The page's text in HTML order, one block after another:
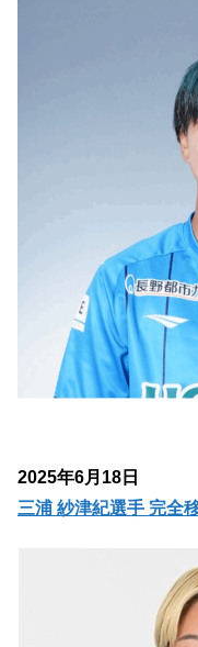
2025年6月18日
三浦 紗津紀選手 完全